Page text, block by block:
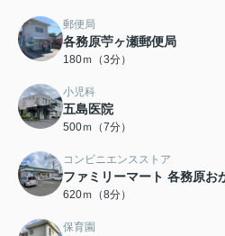
郵便局
各務原苧ヶ瀬郵便局
180ｍ（3分）
小児科
五島医院
500ｍ（7分）
コンビニエンスストア
ファミリーマート 各務原お
620ｍ（8分）
保育園